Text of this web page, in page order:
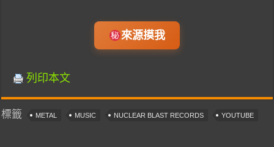
來源摸我
列印本文
標籤 METAL MUSIC NUCLEAR BLAST RECORDS YOUTUBE